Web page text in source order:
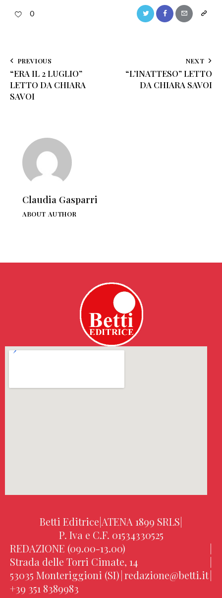
0
PREVIOUS
“ERA IL 2 LUGLIO”
LETTO DA CHIARA
SAVOI
NEXT
“L’INATTESO” LETTO
DA CHIARA SAVOI
Claudia Gasparri
ABOUT AUTHOR
Betti Editrice|ATENA 1899 SRLS|
P. Iva e C.F. 01534330525
REDAZIONE (09.00-13.00)
|
Strada delle Torri Cimate, 14
|
53035 Monteriggioni (SI)|redazione@betti.it|
+39 351 8389983